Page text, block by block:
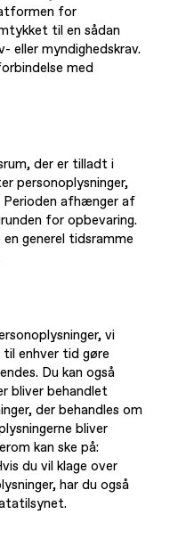
for
til en sådan
eller myndighedskrav.
med
der er tilladt i
personoplysninger,
Perioden afhænger af
for opbevaring.
generel tidsramme
vi
til enhver tid gøre
Du kan også
bliver behandlet
der behandles om
bliver
kan ske på:
du vil klage over
har du også